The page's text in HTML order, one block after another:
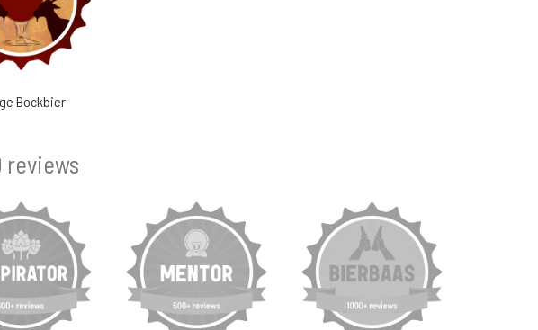
Bockbier
reviews